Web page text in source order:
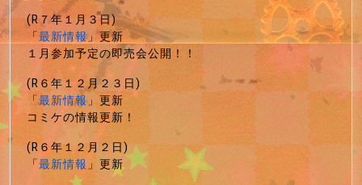
(R７年１月３日)
「最新情報」更新
１月参加予定の即売会公開！！
(R６年１２月２３日)
「最新情報」更新
コミケの情報更新！
(R６年１２月２日)
「最新情報」更新